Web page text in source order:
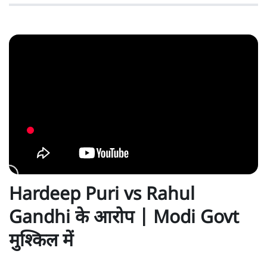
Hardeep Puri vs Rahul
Gandhi के आरोप | Modi Govt
मुश्किल में